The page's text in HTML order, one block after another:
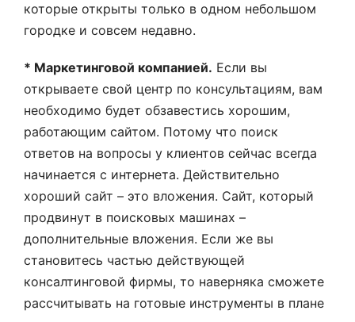
которые открыты только в одном небольшом
городке и совсем недавно.
* Маркетинговой компанией. Если вы
открываете свой центр по консультациям, вам
необходимо будет обзавестись хорошим,
работающим сайтом. Потому что поиск
ответов на вопросы у клиентов сейчас всегда
начинается с интернета. Действительно
хороший сайт – это вложения. Сайт, который
продвинут в поисковых машинах –
дополнительные вложения. Если же вы
становитесь частью действующей
консалтинговой фирмы, то наверняка сможете
рассчитывать на готовые инструменты в плане